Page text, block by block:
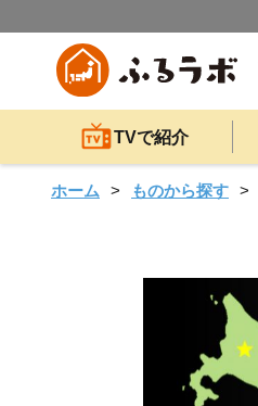
TVで紹介
ホーム ものから探す